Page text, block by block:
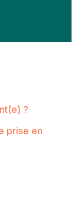
?
prise en